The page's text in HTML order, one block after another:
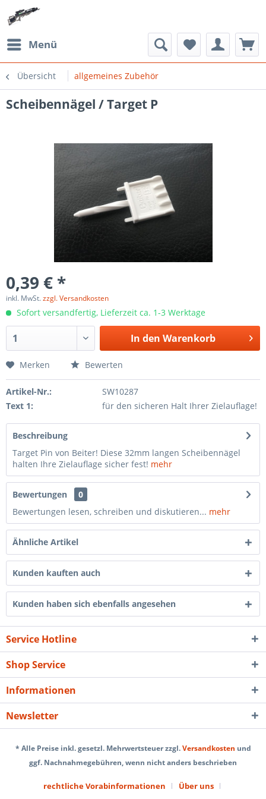
Menü
Übersicht allgemeines Zubehör
Scheibennägel / Target P
0,39 € *
inkl. MwSt.zzgl. Versandkosten
Sofort versandfertig, Lieferzeit ca. 1-3 Werktage
In den Warenkorb
Merken Bewerten
Artikel-Nr.:
SW10287
Text 1:
für den sicheren Halt Ihrer Zielauflage!
Beschreibung
Target Pin von Beiter! Diese 32mm langen Scheibennägel
halten Ihre Zielauflage sicher fest! mehr
Bewertungen
0
Bewertungen lesen, schreiben und diskutieren... mehr
Ähnliche Artikel
Kunden kauften auch
Kunden haben sich ebenfalls angesehen
Service Hotline
Shop Service
Informationen
Newsletter
* Alle Preise inkl. gesetzl. Mehrwertsteuer zzgl.Versandkosten und
ggf. Nachnahmegebühren, wenn nicht anders beschrieben
rechtliche Vorabinformationen Über uns